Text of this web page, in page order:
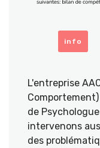
info
L'entreprise
de
intervenons
des